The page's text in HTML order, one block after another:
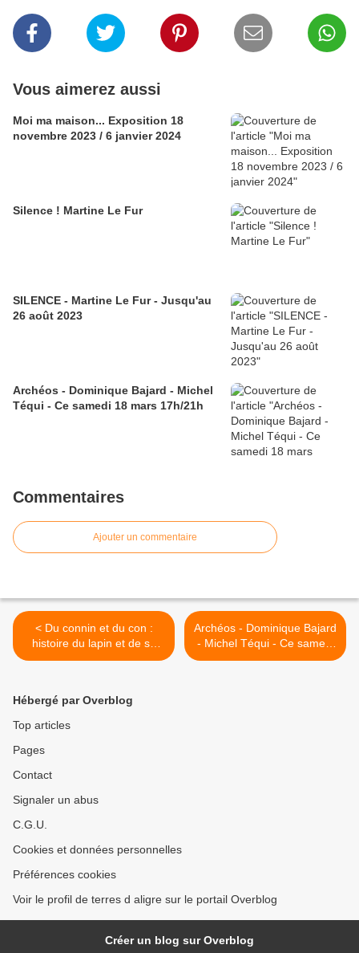
Vous aimerez aussi
Moi ma maison... Exposition 18
novembre 2023 / 6 janvier 2024
Silence ! Martine Le Fur
SILENCE - Martine Le Fur - Jusqu'au
26 août 2023
Archéos - Dominique Bajard - Michel
Téqui - Ce samedi 18 mars 17h/21h
Commentaires
Ajouter un commentaire
< Du connin et du con :
histoire du lapin et de sa
symbolique...
Archéos - Dominique Bajard
- Michel Téqui - Ce samedi
18 mars 17h/21h >
Hébergé par Overblog
Top articles
Pages
Contact
Signaler un abus
C.G.U.
Cookies et données personnelles
Préférences cookies
Voir le profil de terres d aligre sur le portail Overblog
Créer un blog sur Overblog